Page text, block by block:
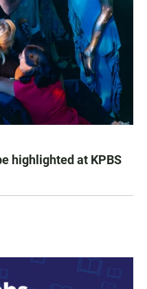
highlighted at KPBS